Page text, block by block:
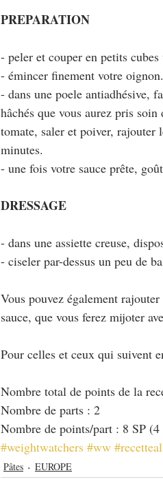
PREPARATION
- peler et couper en petits cubes
- émincer finement votre oignon.
- dans une poele antiadhésive,
hâchés que vous aurez pris
tomate, saler et poiver, rajouter
minutes.
- une fois votre sauce prête,
DRESSAGE
- dans une assiette creuse,
- ciseler par-dessus un peu de
Vous pouvez également
sauce, que vous ferez mijoter
Pour celles et ceux qui suivent
Nombre total de points de la
Nombre de parts : 2
Nombre de points/part : 8 SP (4
#weightwatchers #ww
Pâtes EUROPE